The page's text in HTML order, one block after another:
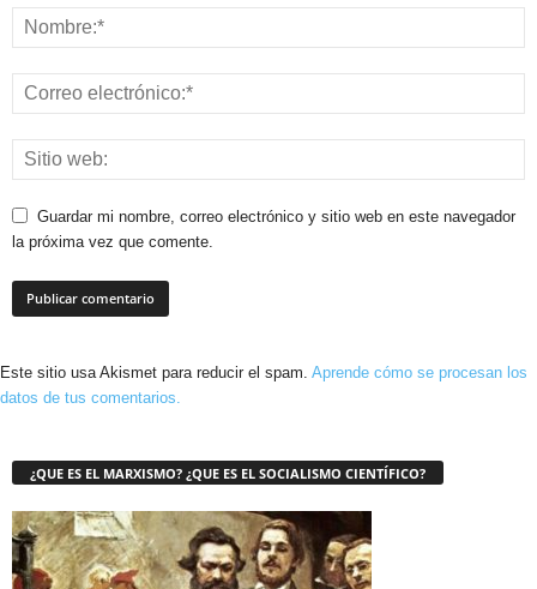
Guardar mi nombre, correo electrónico y sitio web en este navegador
la próxima vez que comente.
Este sitio usa Akismet para reducir el spam. Aprende cómo se procesan los
datos de tus comentarios.
¿QUE ES EL MARXISMO? ¿QUE ES EL SOCIALISMO CIENTÍFICO?